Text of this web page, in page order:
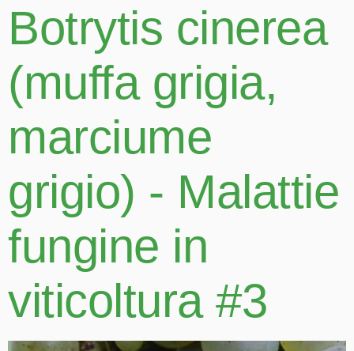
Botrytis cinerea
(muffa grigia,
marciume
grigio) - Malattie
fungine in
viticoltura #3